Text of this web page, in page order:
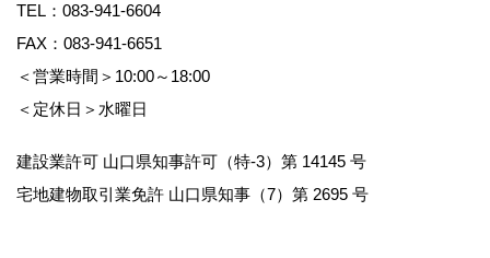
TEL： 083-941-6604
FAX：083-941-6651
＜営業時間＞10:00～18:00
＜定休日＞水曜日
建設業許可 山口県知事許可（特-3）第 14145 号
宅地建物取引業免許 山口県知事（7）第 2695 号